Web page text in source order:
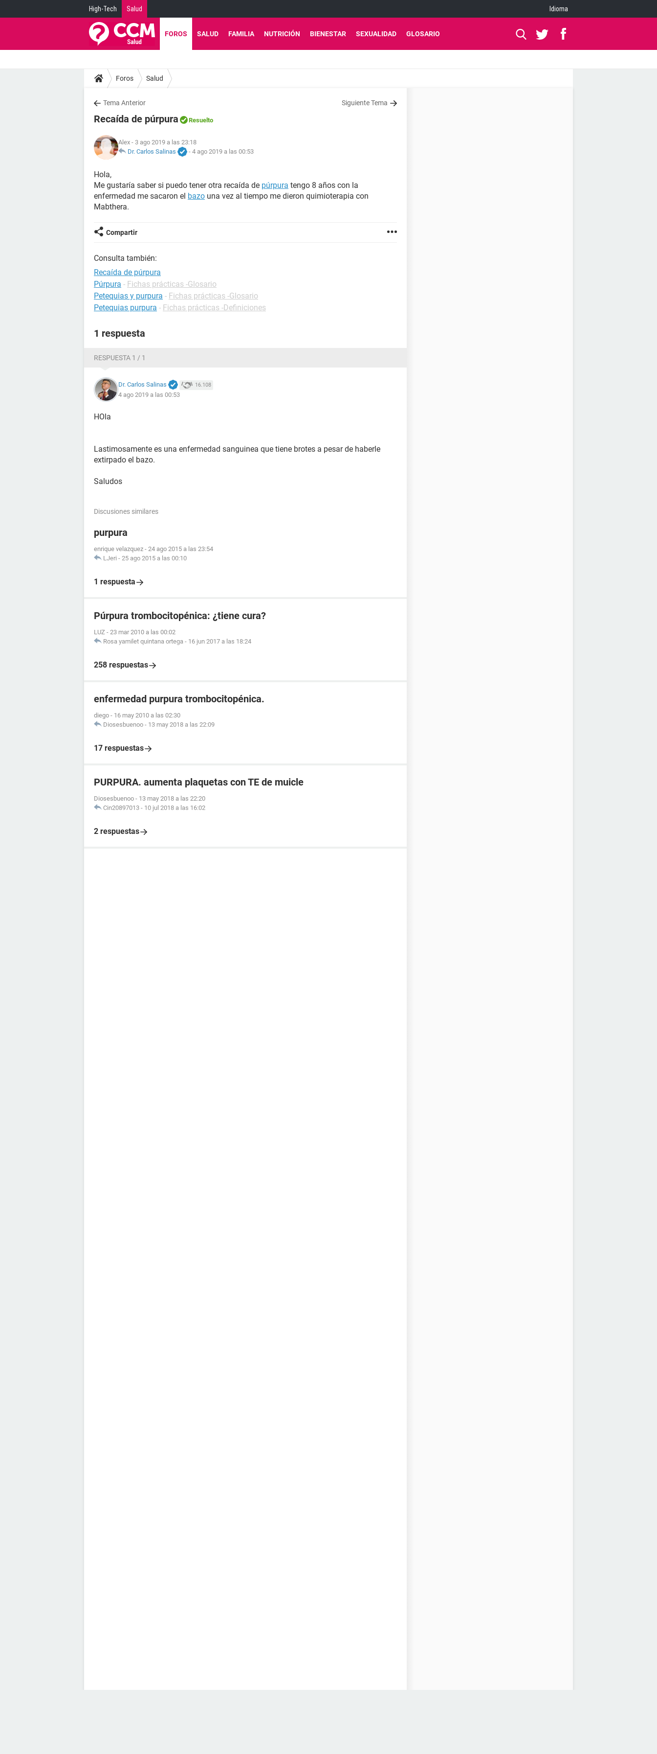
High-Tech Salud Idioma
FOROS SALUD FAMILIA NUTRICIÓN BIENESTAR SEXUALIDAD GLOSARIO
Foros Salud
Tema Anterior Siguiente Tema
Recaída de púrpura Resuelto
Alex - 3 ago 2019 a las 23:18
Dr. Carlos Salinas
- 4 ago 2019 a las 00:53
Hola,
Me gustaría saber si puedo tener otra recaída de púrpura tengo 8 años con la
enfermedad me sacaron el bazo una vez al tiempo me dieron quimioterapia con
Mabthera.
Compartir
Consulta también:
Recaída de púrpura
Púrpura - Fichas prácticas -Glosario
Petequias y purpura - Fichas prácticas -Glosario
Petequias purpura - Fichas prácticas -Definiciones
1 respuesta
RESPUESTA 1 / 1
Dr. Carlos Salinas 16.108
4 ago 2019 a las 00:53
HOla
Lastimosamente es una enfermedad sanguinea que tiene brotes a pesar de haberle
extirpado el bazo.
Saludos
Discusiones similares
purpura
enrique velazquez - 24 ago 2015 a las 23:54
LJeri - 25 ago 2015 a las 00:10
1 respuesta
Púrpura trombocitopénica: ¿tiene cura?
LUZ - 23 mar 2010 a las 00:02
Rosa yamilet quintana ortega - 16 jun 2017 a las 18:24
258 respuestas
enfermedad purpura trombocitopénica.
diego - 16 may 2010 a las 02:30
Diosesbuenoo - 13 may 2018 a las 22:09
17 respuestas
PURPURA. aumenta plaquetas con TE de muicle
Diosesbuenoo - 13 may 2018 a las 22:20
Cin20897013 - 10 jul 2018 a las 16:02
2 respuestas